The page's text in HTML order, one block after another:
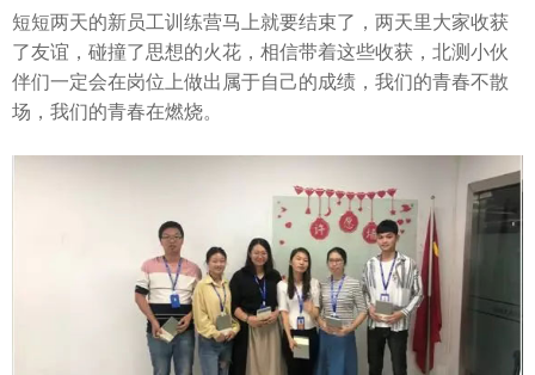
短短两天的新员工训练营马上就要结束了，两天里大家收获
了友谊，碰撞了思想的火花，相信带着这些收获，北测小伙
伴们一定会在岗位上做出属于自己的成绩，我们的青春不散
场，我们的青春在燃烧。